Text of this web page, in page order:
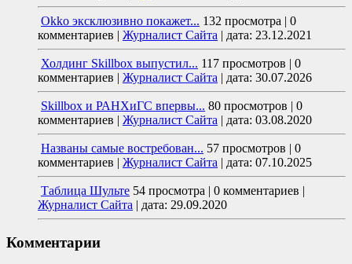
Okko эксклюзивно покажет... 132 просмотра | 0
комментариев | Журналист Сайта | дата: 23.12.2021
Холдинг Skillbox выпустил... 117 просмотров | 0
комментариев | Журналист Сайта | дата: 30.07.2026
Skillbox и РАНХиГС впервы... 80 просмотров | 0
комментариев | Журналист Сайта | дата: 03.08.2020
Названы самые востребован... 57 просмотров | 0
комментариев | Журналист Сайта | дата: 07.10.2025
Таблица Шульте 54 просмотра | 0 комментариев |
Журналист Сайта | дата: 29.09.2020
Комментарии